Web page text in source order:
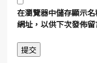
在瀏覽器中儲存顯示
網址，以供下次發佈留